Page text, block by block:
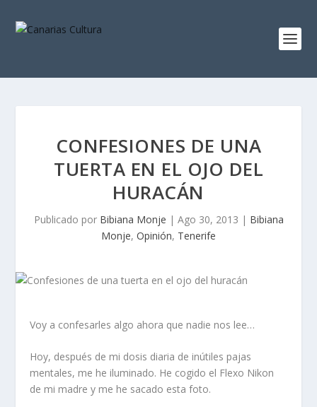
CONFESIONES DE UNA
TUERTA EN EL OJO DEL
HURACÁN
Publicado por Bibiana Monje | Ago 30, 2013 | Bibiana
Monje, Opinión, Tenerife
Voy a confesarles algo ahora que nadie nos lee…
Hoy, después de mi dosis diaria de inútiles pajas
mentales, me he iluminado. He cogido el Flexo Nikon
de mi madre y me he sacado esta foto.